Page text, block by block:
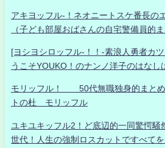
アキヨッフル-！ネオニートスケ番長の
（子ども部屋おばさんの自宅警備員的ま
[ヨシヨシロッフル-！！-素浪人勇者カ
うこそYOUKO！のナンノ洋子のはなし
モリッフル！ 50代無職独身的まとめ
トの杜 モリッフル
ユキユキッフル2！ど底辺的一同驚愕騒
世代！人生の強制ロスカットですべて